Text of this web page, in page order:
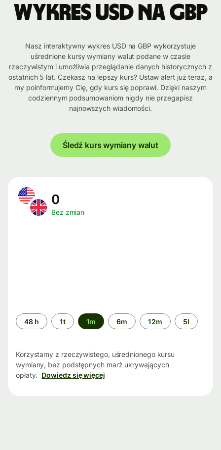
Wykres USD na GBP
Nasz interaktywny wykres USD na GBP wykorzystuje
uśrednione kursy wymiany walut podane w czasie
rzeczywistym i umożliwia przeglądanie danych historycznych z
ostatnich 5 lat. Czekasz na lepszy kurs? Ustaw alert już teraz, a
my poinformujemy Cię, gdy kurs się poprawi. Dzięki naszym
codziennym podsumowaniom nigdy nie przegapisz
najnowszych wiadomości.
Śledź kurs wymiany walut
0
Bez zmian
Przedział
czasu
48 h 1t 1m 6m 12m 5l
Korzystamy z rzeczywistego, uśrednionego kursu
wymiany, bez podstępnych marż ukrywających
opłaty. Dowiedz się więcej